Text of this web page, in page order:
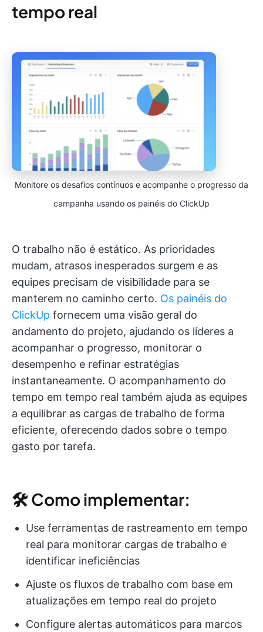
tempo real
Monitore os desafios contínuos e acompanhe o progresso da
campanha usando os painéis do ClickUp
O trabalho não é estático. As prioridades
mudam, atrasos inesperados surgem e as
equipes precisam de visibilidade para se
manterem no caminho certo. Os painéis do
ClickUp fornecem uma visão geral do
andamento do projeto, ajudando os líderes a
acompanhar o progresso, monitorar o
desempenho e refinar estratégias
instantaneamente. O acompanhamento do
tempo em tempo real também ajuda as equipes
a equilibrar as cargas de trabalho de forma
eficiente, oferecendo dados sobre o tempo
gasto por tarefa.
🛠 Como implementar:
Use ferramentas de rastreamento em tempo
real para monitorar cargas de trabalho e
identificar ineficiências
Ajuste os fluxos de trabalho com base em
atualizações em tempo real do projeto
Configure alertas automáticos para marcos